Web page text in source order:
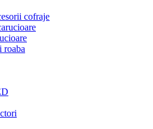
cofraje
roaba